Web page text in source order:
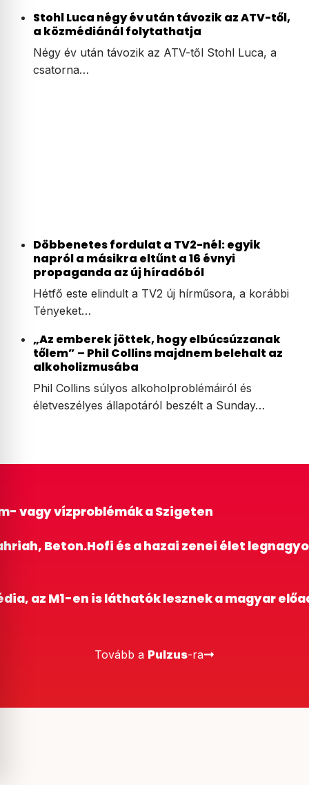
Stohl Luca négy év után távozik az ATV-től,
a közmédiánál folytathatja
Négy év után távozik az ATV-től Stohl Luca, a
csatorna…
Döbbenetes fordulat a TV2-nél: egyik
napról a másikra eltűnt a 16 évnyi
propaganda az új híradóból
Hétfő este elindult a TV2 új hírműsora, a korábbi
Tényeket…
„Az emberek jöttek, hogy elbúcsúzzanak
tőlem” – Phil Collins majdnem belehalt az
alkoholizmusába
Phil Collins súlyos alkoholproblémáiról és
életveszélyes állapotáról beszélt a Sunday…
vagy vízproblémák a Szigeten
Beton.Hofi és a hazai zenei élet
az M1-en is láthatók lesznek a magyar
Tovább a Pulzus-ra